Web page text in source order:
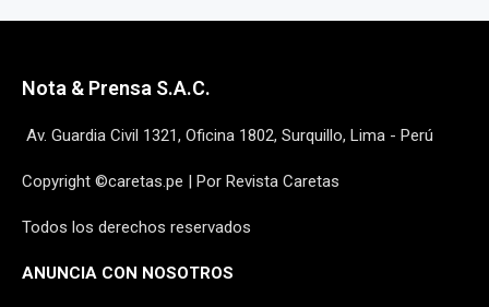
Nota & Prensa S.A.C.
Av. Guardia Civil 1321, Oficina 1802, Surquillo, Lima - Perú
Copyright ©caretas.pe | Por Revista Caretas
Todos los derechos reservados
ANUNCIA CON NOSOTROS